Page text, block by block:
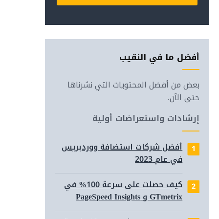
Alternative:
أفضل ما في النقيب
بعض من أفضل المحتويات التي نشرناها
حتى الآن.
إرشادات واستعراضات أولية
أفضل شركات استضافة ووردبريس
في عام 2023
كيف حصلت على سرعة 100% في
GTmetrix و PageSpeed Insights